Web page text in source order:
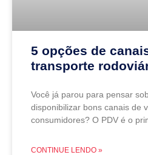
5 opções de
transporte
Você já parou para pensar
disponibilizar bons canais de
consumidores? O PDV é o
CONTINUE LENDO »